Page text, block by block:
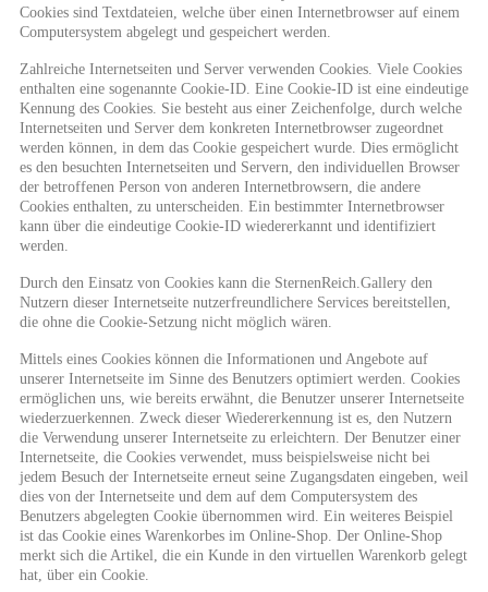
Cookies sind Textdateien, welche über einen Internetbrowser auf einem
Computersystem abgelegt und gespeichert werden.
Zahlreiche Internetseiten und Server verwenden Cookies. Viele Cookies
enthalten eine sogenannte Cookie-ID. Eine Cookie-ID ist eine eindeutige
Kennung des Cookies. Sie besteht aus einer Zeichenfolge, durch welche
Internetseiten und Server dem konkreten Internetbrowser zugeordnet
werden können, in dem das Cookie gespeichert wurde. Dies ermöglicht
es den besuchten Internetseiten und Servern, den individuellen Browser
der betroffenen Person von anderen Internetbrowsern, die andere
Cookies enthalten, zu unterscheiden. Ein bestimmter Internetbrowser
kann über die eindeutige Cookie-ID wiedererkannt und identifiziert
werden.
Durch den Einsatz von Cookies kann die SternenReich.Gallery den
Nutzern dieser Internetseite nutzerfreundlichere Services bereitstellen,
die ohne die Cookie-Setzung nicht möglich wären.
Mittels eines Cookies können die Informationen und Angebote auf
unserer Internetseite im Sinne des Benutzers optimiert werden. Cookies
ermöglichen uns, wie bereits erwähnt, die Benutzer unserer Internetseite
wiederzuerkennen. Zweck dieser Wiedererkennung ist es, den Nutzern
die Verwendung unserer Internetseite zu erleichtern. Der Benutzer einer
Internetseite, die Cookies verwendet, muss beispielsweise nicht bei
jedem Besuch der Internetseite erneut seine Zugangsdaten eingeben, weil
dies von der Internetseite und dem auf dem Computersystem des
Benutzers abgelegten Cookie übernommen wird. Ein weiteres Beispiel
ist das Cookie eines Warenkorbes im Online-Shop. Der Online-Shop
merkt sich die Artikel, die ein Kunde in den virtuellen Warenkorb gelegt
hat, über ein Cookie.